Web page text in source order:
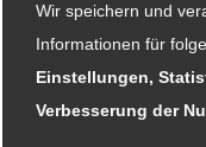
Januar
2018
Wir speichern und
Informationen für
Einstellungen,
Verbesserung der